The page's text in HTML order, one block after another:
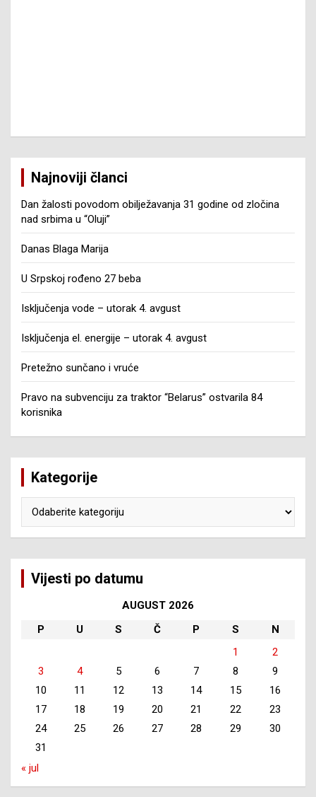
Najnoviji članci
Dan žalosti povodom obilježavanja 31 godine od zločina
nad srbima u “Oluji”
Danas Blaga Marija
U Srpskoj rođeno 27 beba
Isključenja vode – utorak 4. avgust
Isključenja el. energije – utorak 4. avgust
Pretežno sunčano i vruće
Pravo na subvenciju za traktor “Belarus” ostvarila 84
korisnika
Kategorije
Vijesti po datumu
AUGUST 2026
P
U S Č P S
N
1
2
3
4 5 6 7 8
9
10
11 12 13 14 15
16
17
18 19 20 21 22
23
24
25 26 27 28 29
30
31
« jul